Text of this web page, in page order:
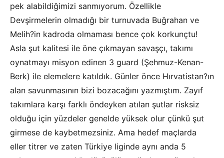
pek alabildiğimizi sanmıyorum. Özellikle
Devşirmelerin olmadığı bir turnuvada Buğrahan ve
Melih?in kadroda olmaması bence çok korkunçtu!
Asla şut kalitesi ile öne çıkmayan savaşçı, takımı
oynatmayı misyon edinen 3 guard (Şehmuz-Kenan-
Berk) ile elemelere katıldık. Günler önce Hırvatistan?ın
alan savunmasının bizi bozacağını yazmıştım. Zayıf
takımlara karşı farklı öndeyken atılan şutlar risksiz
olduğu için yüzdeler genelde yüksek olur çünkü şut
girmese de kaybetmezsiniz. Ama hedef maçlarda
eller titrer ve zaten Türkiye liginde aynı anda 5